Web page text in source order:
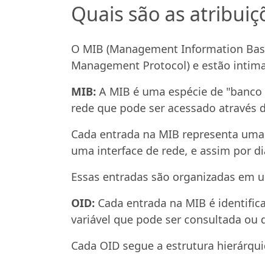
Quais são as
O MIB (Management Information
Management Protocol) e estão
MIB: A MIB é uma espécie de
rede que pode ser acessado através
Cada entrada na MIB representa
uma interface de rede, e assim por
Essas entradas são organizadas
OID: Cada entrada na MIB é
variável que pode ser consultada ou
Cada OID segue a estrutura